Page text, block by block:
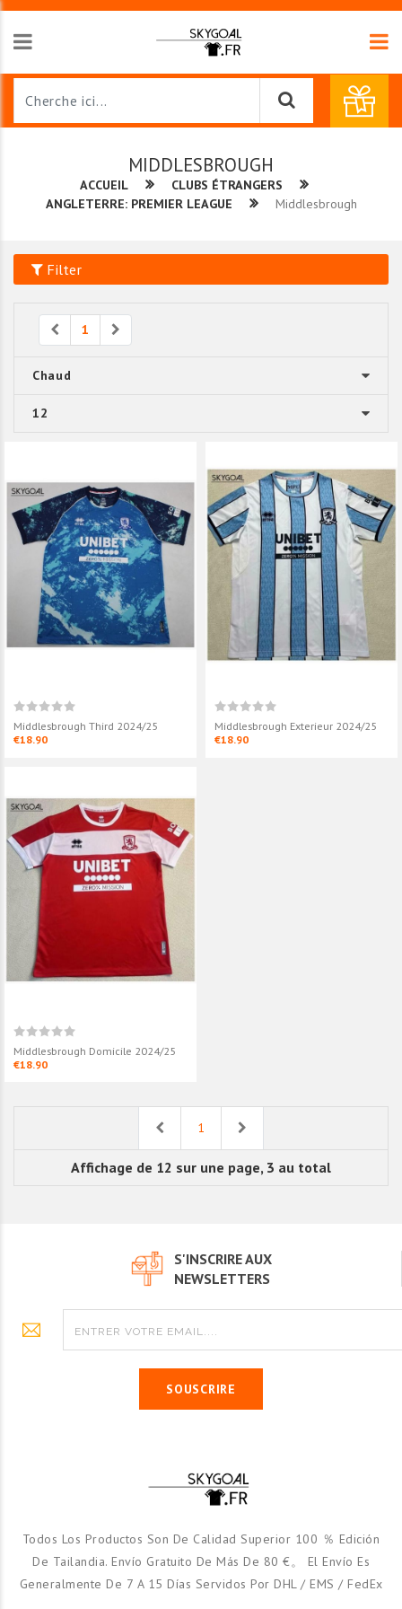
MIDDLESBROUGH
ACCUEIL
CLUBS ÉTRANGERS
ANGLETERRE: PREMIER LEAGUE
Middlesbrough
Filter
Previous
1
Middlesbrough Third 2024/25
€18.90
Middlesbrough Exterieur 2024/25
€18.90
Middlesbrough Domicile 2024/25
€18.90
Previous1
Affichage de 12 sur une page, 3 au total
S'INSCRIRE AUX
NEWSLETTERS
SOUSCRIRE
Todos Los Productos Son De Calidad Superior 100 ％ Edición
De Tailandia. Envío Gratuito De Más De 80 €。 El Envío Es
Generalmente De 7 A 15 Días Servidos Por DHL / EMS / FedEx